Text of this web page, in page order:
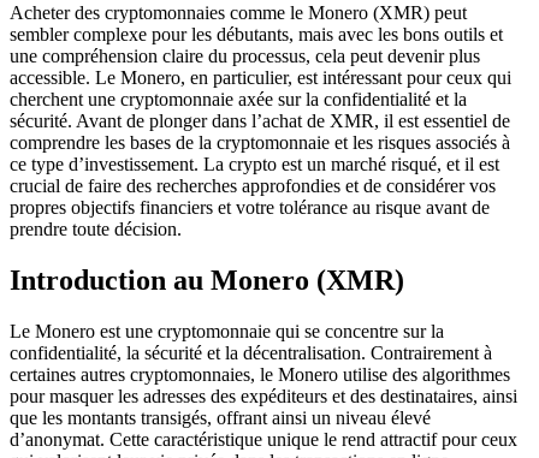
Acheter des cryptomonnaies comme le Monero (XMR) peut
sembler complexe pour les débutants, mais avec les bons outils et
une compréhension claire du processus, cela peut devenir plus
accessible. Le Monero, en particulier, est intéressant pour ceux qui
cherchent une cryptomonnaie axée sur la confidentialité et la
sécurité. Avant de plonger dans l’achat de XMR, il est essentiel de
comprendre les bases de la cryptomonnaie et les risques associés à
ce type d’investissement. La crypto est un marché risqué, et il est
crucial de faire des recherches approfondies et de considérer vos
propres objectifs financiers et votre tolérance au risque avant de
prendre toute décision.
Introduction au Monero (XMR)
Le Monero est une cryptomonnaie qui se concentre sur la
confidentialité, la sécurité et la décentralisation. Contrairement à
certaines autres cryptomonnaies, le Monero utilise des algorithmes
pour masquer les adresses des expéditeurs et des destinataires, ainsi
que les montants transigés, offrant ainsi un niveau élevé
d’anonymat. Cette caractéristique unique le rend attractif pour ceux